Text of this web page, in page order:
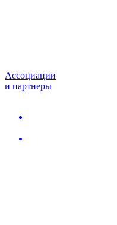
Ассоциации
и партнеры